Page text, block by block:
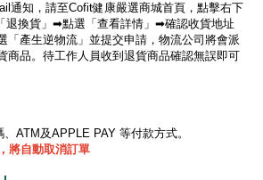
通知，請至Cofit健康嚴選商城首頁，點擊右下
退換貨」➡點選「查看詳情」➡確認收貨地址
「產生逆物流」並提交申請，物流公司將會派
商品。待工作人員收到退貨商品確認無誤即可
ATM及APPLE PAY 等付款方式。
將自動取消訂單